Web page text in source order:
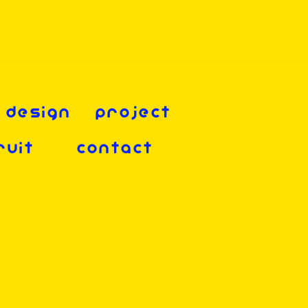
DESIGN PROJECT
CONTACT